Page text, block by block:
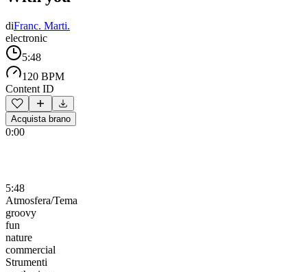
diFranc. Marti.
electronic
5:48
120 BPM
Content ID
Acquista brano
0:00
5:48
Atmosfera/Tema
groovy
fun
nature
commercial
Strumenti